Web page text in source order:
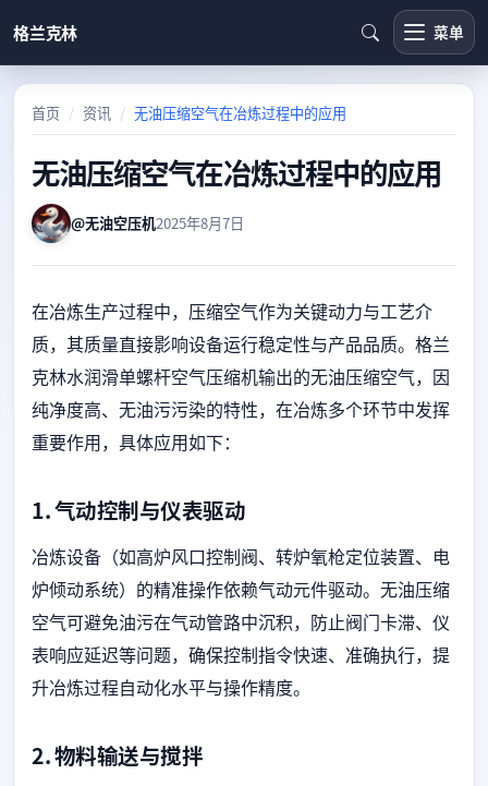
格兰克林 菜单
首页 资讯 无油压缩空气在冶炼过程中的应用
无油压缩空气在冶炼过程中的应用
@无油空压机2025年8月7日
在冶炼生产过程中，压缩空气作为关键动力与工艺介
质，其质量直接影响设备运行稳定性与产品品质。格兰
克林水润滑单螺杆空气压缩机输出的无油压缩空气，因
纯净度高、无油污污染的特性，在冶炼多个环节中发挥
重要作用，具体应用如下：
1. 气动控制与仪表驱动
冶炼设备（如高炉风口控制阀、转炉氧枪定位装置、电
炉倾动系统）的精准操作依赖气动元件驱动。无油压缩
空气可避免油污在气动管路中沉积，防止阀门卡滞、仪
表响应延迟等问题，确保控制指令快速、准确执行，提
升冶炼过程自动化水平与操作精度。
2. 物料输送与搅拌